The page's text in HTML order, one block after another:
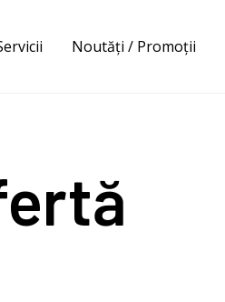
Noutăți / Promoții